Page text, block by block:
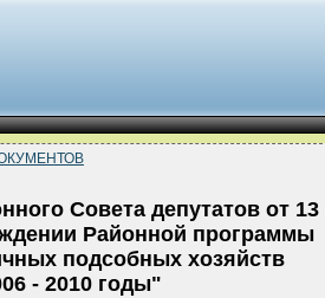
Совета депутатов от 13
Районной программы
подсобных хозяйств
- 2010 годы"